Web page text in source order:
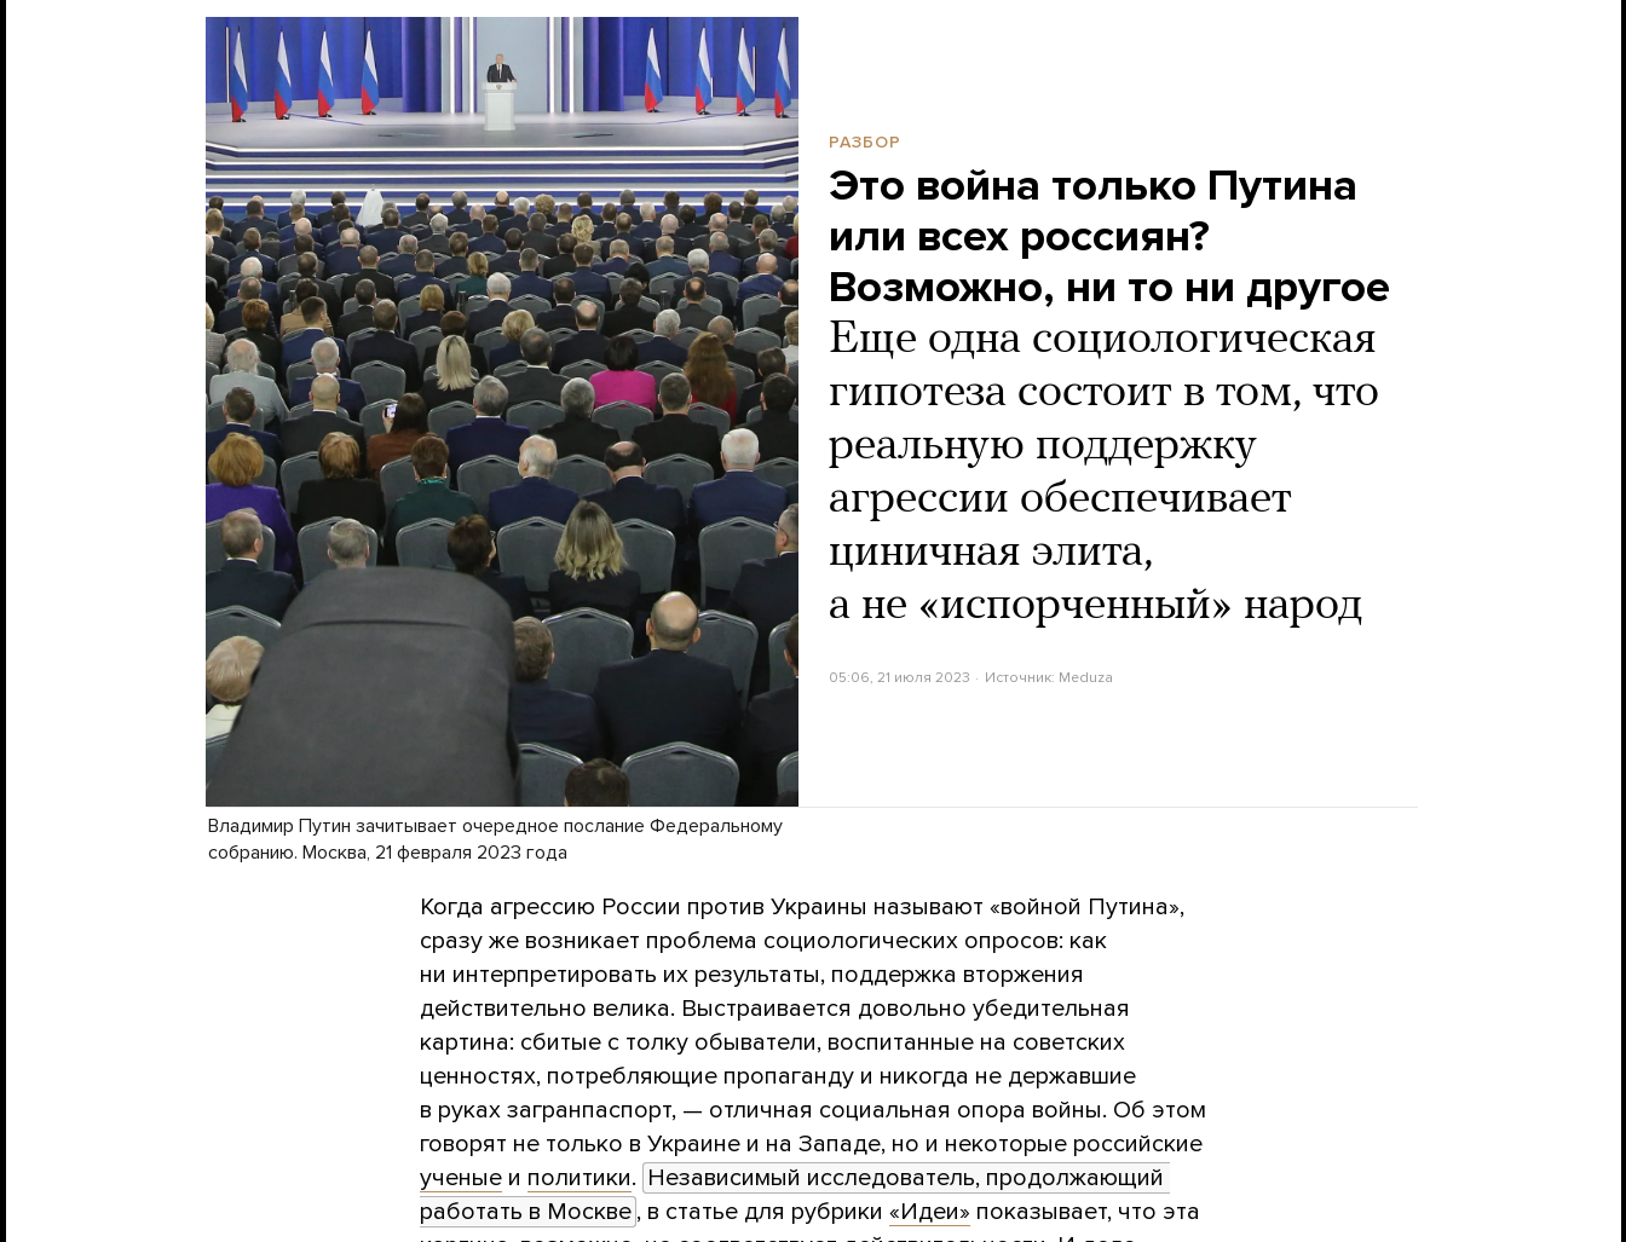
РАЗБОР
Это война только Путина
или всех россиян?
Возможно, ни то ни другое
Еще одна социологическая
гипотеза состоит в том, что
реальную поддержку
агрессии обеспечивает
циничная элита,
а не «испорченный» народ
05:06, 21 июля 2023 Источник: Meduza
Владимир Путин зачитывает очередное послание Федеральному
собранию. Москва, 21 февраля 2023 года
Когда агрессию России против Украины называют «войной Путина»,
сразу же возникает проблема социологических опросов: как
ни интерпретировать их результаты, поддержка вторжения
действительно велика. Выстраивается довольно убедительная
картина: сбитые с толку обыватели, воспитанные на советских
ценностях, потребляющие пропаганду и никогда не державшие
в руках загранпаспорт, — отличная социальная опора войны. Об этом
говорят не только в Украине и на Западе, но и некоторые российские
ученые и политики. Независимый исследователь, продолжающий
работать в Москве , в статье для рубрики «Идеи» показывает, что эта